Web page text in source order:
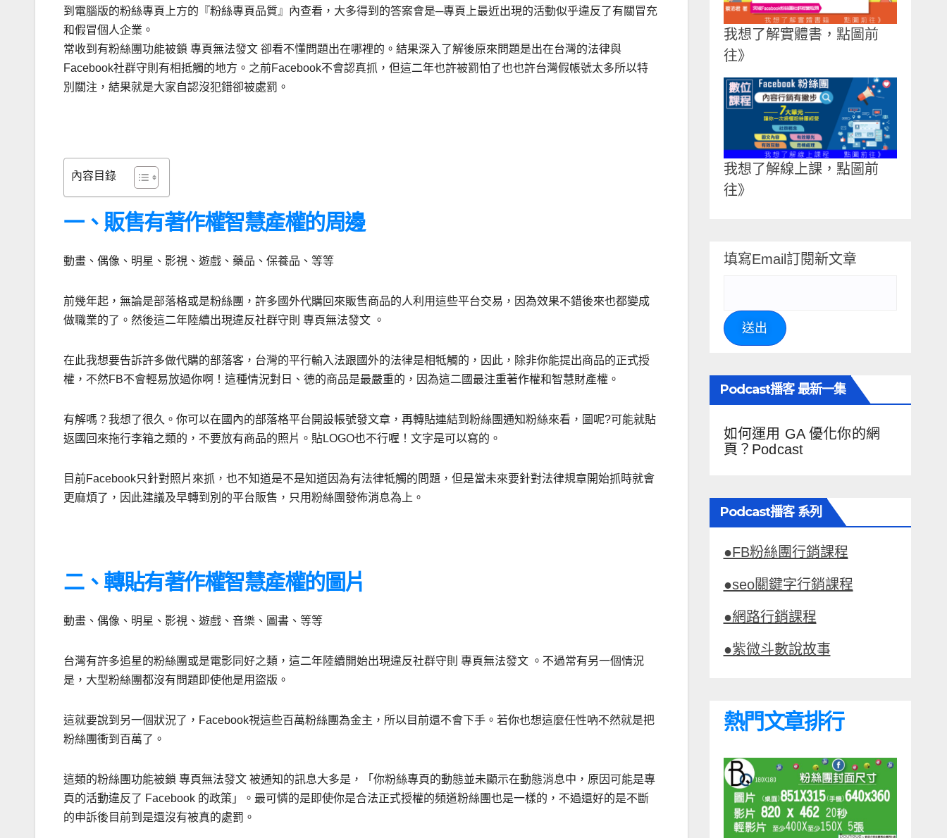
到電腦版的粉絲專頁上方的『粉絲專頁品質』內查看，大多得到的答案會是─專頁上最近出現的活動似乎違反了有關冒充
和假冒個人企業。
常收到有粉絲團功能被鎖 專頁無法發文 卻看不懂問題出在哪裡的。結果深入了解後原來問題是出在台灣的法律與
Facebook社群守則有相抵觸的地方。之前Facebook不會認真抓，但這二年也許被罰怕了也也許台灣假帳號太多所以特
別關注，結果就是大家自認沒犯錯卻被處罰。
內容目錄
一、販售有著作權智慧產權的周邊
動畫、偶像、明星、影視、遊戲、藥品、保養品、等等
前幾年起，無論是部落格或是粉絲團，許多國外代購回來販售商品的人利用這些平台交易，因為效果不錯後來也都變成
做職業的了。然後這二年陸續出現違反社群守則 專頁無法發文 。
在此我想要告訴許多做代購的部落客，台灣的平行輸入法跟國外的法律是相牴觸的，因此，除非你能提出商品的正式授
權，不然FB不會輕易放過你啊！這種情況對日、德的商品是最嚴重的，因為這二國最注重著作權和智慧財產權。
有解嗎？我想了很久。你可以在國內的部落格平台開設帳號發文章，再轉貼連結到粉絲團通知粉絲來看，圖呢?可能就貼
返國回來拖行李箱之類的，不要放有商品的照片。貼LOGO也不行喔！文字是可以寫的。
目前Facebook只針對照片來抓，也不知道是不是知道因為有法律牴觸的問題，但是當未來要針對法律規章開始抓時就會
更麻煩了，因此建議及早轉到別的平台販售，只用粉絲團發佈消息為上。
二、轉貼有著作權智慧產權的圖片
動畫、偶像、明星、影視、遊戲、音樂、圖書、等等
台灣有許多追星的粉絲團或是電影同好之類，這二年陸續開始出現違反社群守則 專頁無法發文 。不過常有另一個情況
是，大型粉絲團都沒有問題即使他是用盜版。
這就要說到另一個狀況了，Facebook視這些百萬粉絲團為金主，所以目前還不會下手。若你也想這麼任性吶不然就是把
粉絲團衝到百萬了。
這類的粉絲團功能被鎖 專頁無法發文 被通知的訊息大多是，「你粉絲專頁的動態並未顯示在動態消息中，原因可能是專
頁的活動違反了 Facebook 的政策」。最可憐的是即使你是合法正式授權的頻道粉絲團也是一樣的，不過還好的是不斷
的申訴後目前到是還沒有被真的處罰。
我想了解實體書，點圖前
往》
我想了解線上課，點圖前
往》
填寫Email訂閱新文章
送出
Podcast播客 最新一集
如何運用 GA 優化你的網
頁？Podcast
Podcast播客 系列
●FB粉絲團行銷課程
●seo關鍵字行銷課程
●網路行銷課程
●紫微斗數說故事
熱門文章排行